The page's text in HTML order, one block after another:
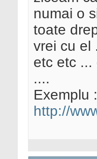
numai o
toate
vrei cu el
etc etc ...
....
Exemplu
http://